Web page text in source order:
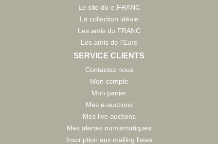
Le site du e-FRANC
La collection idéale
Les amis du FRANC
Les amis de l'Euro
SERVICE CLIENTS
Contactez nous
Mon compte
Mon panier
Mes e-auctions
Mes live auctions
Mes alertes numismatiques
Inscription aux mailing listes